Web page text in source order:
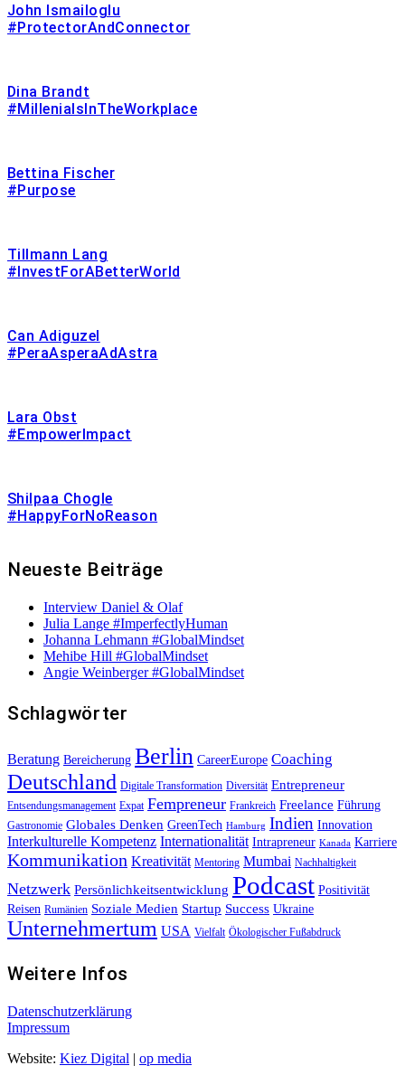
John Ismailoglu
#ProtectorAndConnector
Dina Brandt
#MillenialsInTheWorkplace
Bettina Fischer
#Purpose
Tillmann Lang
#InvestForABetterWorld
Can Adiguzel
#PeraAsperaAdAstra
Lara Obst
#EmpowerImpact
Shilpaa Chogle
#HappyForNoReason
Neueste Beiträge
Interview Daniel & Olaf
Julia Lange #ImperfectlyHuman
Johanna Lehmann #GlobalMindset
Mehibe Hill #GlobalMindset
Angie Weinberger #GlobalMindset
Schlagwörter
Beratung Bereicherung Berlin CareerEurope Coaching
Deutschland Digitale Transformation Diversität Entrepreneur
Entsendungsmanagement Expat Fempreneur Frankreich Freelance Führung
Gastronomie Globales Denken GreenTech Hamburg Indien Innovation
Interkulturelle Kompetenz Internationalität Intrapreneur Kanada Karriere
Kommunikation Kreativität Mentoring Mumbai Nachhaltigkeit
Netzwerk Persönlichkeitsentwicklung Podcast Positivität
Reisen Rumänien Soziale Medien Startup Success Ukraine
Unternehmertum USA Vielfalt Ökologischer Fußabdruck
Weitere Infos
Datenschutzerklärung
Impressum
Website: Kiez Digital | op media